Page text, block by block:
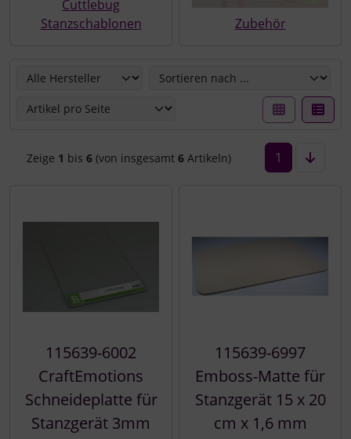
Cuttlebug
Stanzschablonen
Zubehör
Zeige 1 bis 6(von insgesamt 6Artikeln) 1
115639-6002
CraftEmotions
Schneideplatte für
Stanzgerät 3mm
115639-6997
Emboss-Matte für
Stanzgerät 15 x 20
cm x 1,6 mm